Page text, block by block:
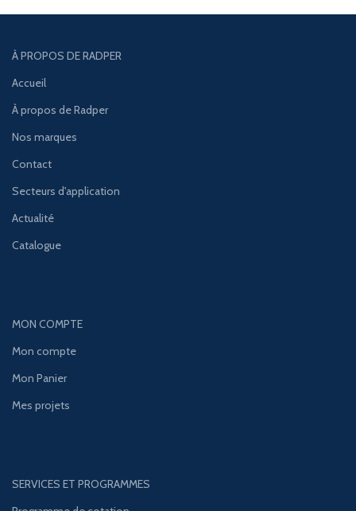
À PROPOS DE RADPER
Accueil
À propos de Radper
Nos marques
Contact
Secteurs d'application
Actualité
Catalogue
MON COMPTE
Mon compte
Mon Panier
Mes projets
SERVICES ET PROGRAMMES